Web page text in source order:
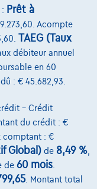
Prêt à
Acompte
TAEG (Taux
débiteur annuel
en 60
: € 45.682,93.
– Crédit
du crédit : €
comptant : €
Global) de 8,49 %
de 60 mois
. Montant total